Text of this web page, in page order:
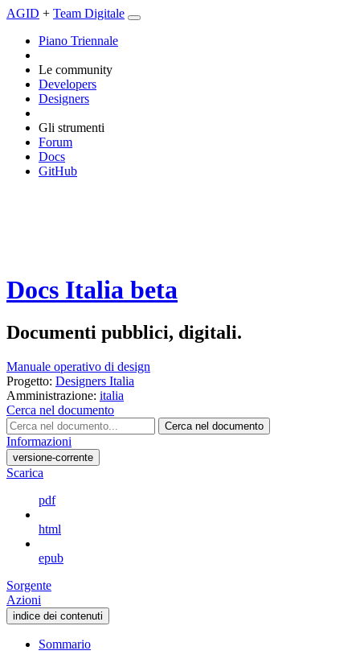
AGID + Team Digitale
Piano Triennale
Le community
Developers
Designers
Gli strumenti
Forum
Docs
GitHub
Docs Italia beta
Documenti pubblici, digitali.
Manuale operativo di design
Progetto: Designers Italia
Amministrazione: italia
Cerca nel documento
Cerca nel documento
Informazioni
versione-corrente
Scarica
pdf
html
epub
Sorgente
Azioni
indice dei contenuti
Sommario